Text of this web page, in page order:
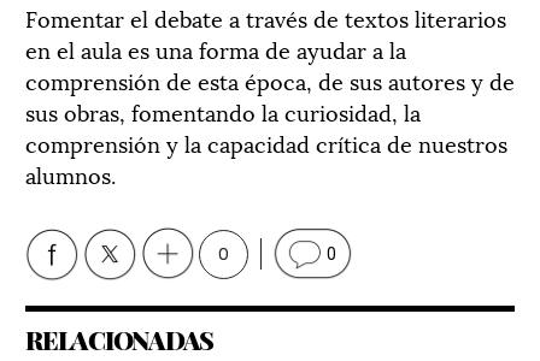
Fomentar el debate a través de textos literarios
en el aula es una forma de ayudar a la
comprensión de esta época, de sus autores y de
sus obras, fomentando la curiosidad, la
comprensión y la capacidad crítica de nuestros
alumnos.
0 0
RELACIONADAS